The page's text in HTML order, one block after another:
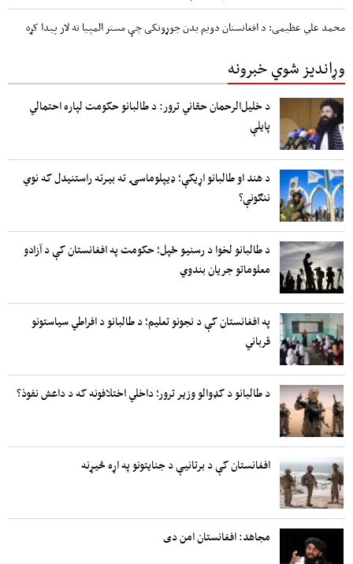
محمد علي عظیمی: د افغانستان دویم بدن جوړونکی چې مستر المپیا ته لار پیدا کړه
وړاندیز شوي خبرونه
د خلیل‌الرحمان حقاني ترور: د طالبانو حکومت لپاره احتمالي
پایلې
د هند او طالبانو اړیکې؛ ډیپلوماسۍ ته بیرته راستنیدل که نوي
ننګونې؟
د طالبانو لخوا د رسنیو ځپل؛ حکومت په افغانستان کې د آزادو
معلوماتو جریان بندوي
په افغانستان کې د نجونو تعلیم؛ د طالبانو د افراطي سیاستونو
قرباني
د طالبانو د کډوالو وزیر ترور؛ داخلي اختلافونه که د داعش نفوذ؟
افغانستان کې د برتانیې د جنایتونو په اړه څیړنه
مجاهد: افغانستان امن دی